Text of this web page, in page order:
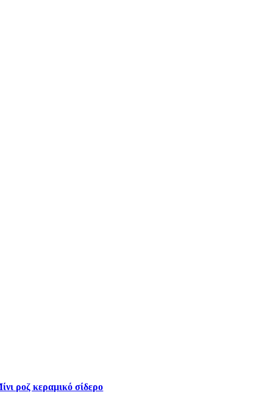
ροζ κεραμικό σίδερο